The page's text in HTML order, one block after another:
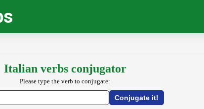
Italian verbs conjugator
Please type the verb to conjugate: